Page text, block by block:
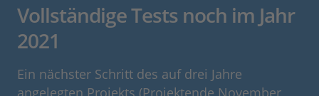
Vollständige Tests noch im Jahr
2021
Ein nächster Schritt des auf drei Jahre
angelegten Projekts (Projektende November